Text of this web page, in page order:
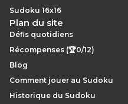
Sudoku 16x16
Plan du site
Défis quotidiens
Récompenses (🏆0/12)
Blog
Comment jouer au Sudoku
Historique du Sudoku